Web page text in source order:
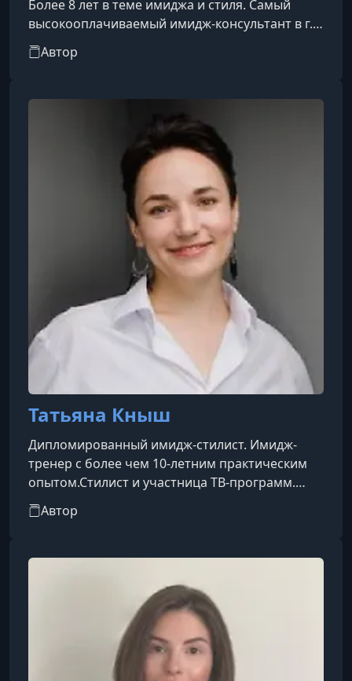
Более 8 лет в теме имиджа и стиля. Самый
высокооплачиваемый имидж-консультант в г.
Уфа. Автор книги книги "Миллион на
шоппинге"
Автор
Татьяна Кныш
Дипломированный имидж-стилист. Имидж-
тренер с более чем 10-летним практическим
опытом.Стилист и участница ТВ-программ.
Автор и стилист проектов "Преображение".
Персональный и семейный консультант по
Автор